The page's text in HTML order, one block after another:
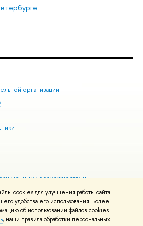
cookies для улучшения работы сайта
удобства его использования. Более
об использовании файлов cookies
, наши правила обработки персональных
организации
возможностями